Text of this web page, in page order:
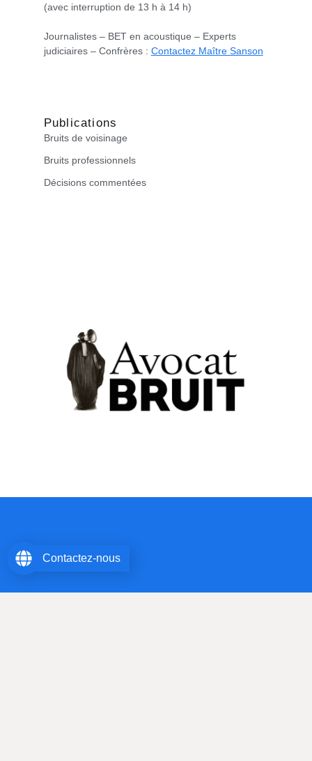
Publications
Bruits de voisinage
Bruits professionnels
Décisions commentées
(avec interruption de 13 h à 14 h)
Journalistes – BET en acoustique – Experts
judiciaires – Confrères : Contactez Maître Sanson
Contactez-nous